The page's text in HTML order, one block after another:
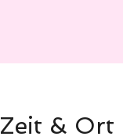
Zeit & Ort